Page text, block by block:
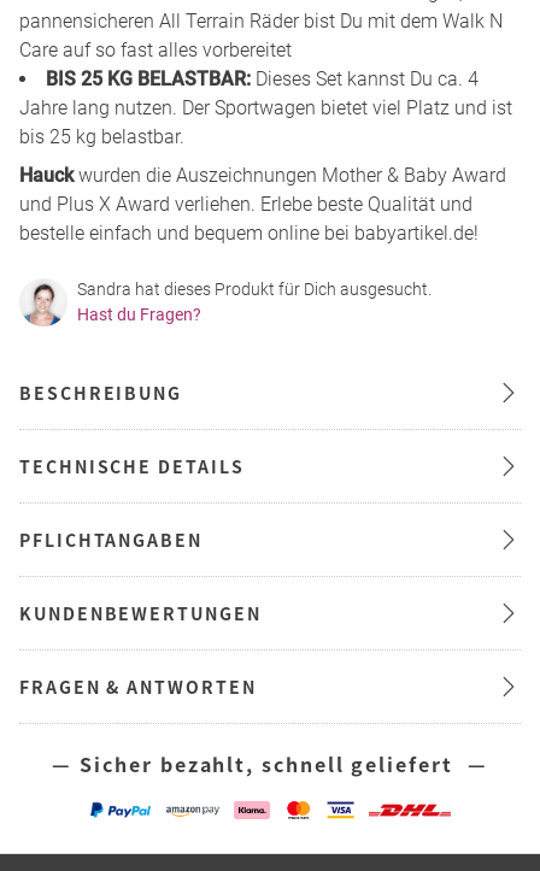
pannensicheren All Terrain Räder bist Du mit dem Walk N
Care auf so fast alles vorbereitet
BIS 25 KG BELASTBAR: Dieses Set kannst Du ca. 4
Jahre lang nutzen. Der Sportwagen bietet viel Platz und ist
bis 25 kg belastbar.
Hauckwurden die Auszeichnungen Mother & Baby Award
und Plus X Award verliehen. Erlebe beste Qualität und
bestelle einfach und bequem online bei babyartikel.de!
Sandra hat dieses Produkt für Dich ausgesucht.
Hast du Fragen?
BESCHREIBUNG
TECHNISCHE DETAILS
PFLICHTANGABEN
KUNDENBEWERTUNGEN
FRAGEN & ANTWORTEN
— Sicher bezahlt, schnell geliefert —